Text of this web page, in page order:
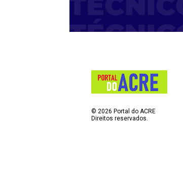
© 2026 Portal do ACRE
Direitos reservados.